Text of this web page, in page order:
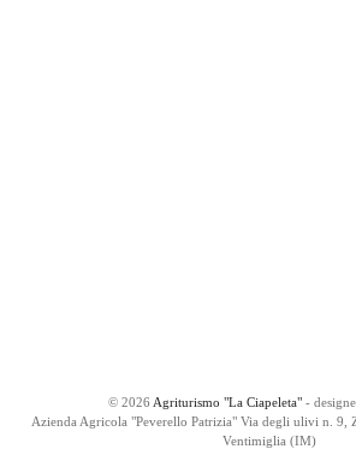
© 2026 Agriturismo "La Ciapeleta" -
Azienda Agricola "Peverello Patrizia" Via degli ulivi n. 9,
Ventimiglia (IM)